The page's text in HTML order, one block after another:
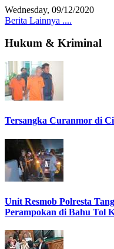
Wednesday, 09/12/2020
Berita Lainnya ....
Hukum & Kriminal
Tersangka Curanmor di
Unit Resmob Polresta
Perampokan di Bahu Tol